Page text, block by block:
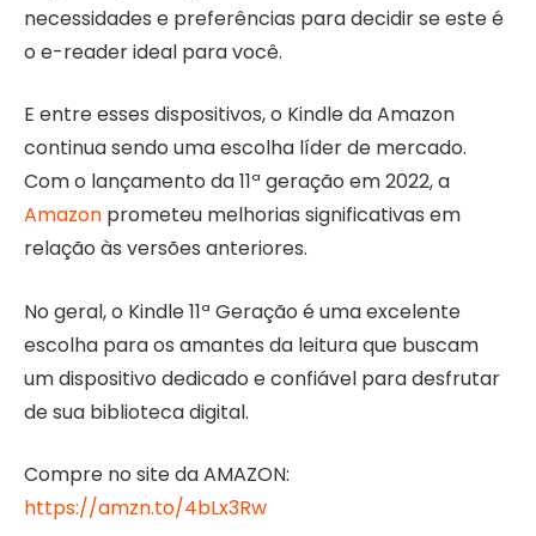
necessidades e preferências para decidir se este é
o e-reader ideal para você.
E entre esses dispositivos, o Kindle da Amazon
continua sendo uma escolha líder de mercado.
Com o lançamento da 11ª geração em 2022, a
Amazon prometeu melhorias significativas em
relação às versões anteriores.
No geral, o Kindle 11ª Geração é uma excelente
escolha para os amantes da leitura que buscam
um dispositivo dedicado e confiável para desfrutar
de sua biblioteca digital.
Compre no site da AMAZON:
https://amzn.to/4bLx3Rw